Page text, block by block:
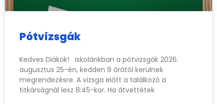
Pótvizsgák
Kedves Diákok! Iskolánkban a pótvizsgák 2026.
augusztus 25-én, kedden 9 órától kerülnek
megrendezésre. A vizsga előtt a találkozó a
titkárságnál lesz 8:45-kor. Ha átvettétek